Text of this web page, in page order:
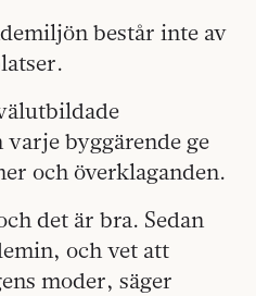
består inte av
byggärende ge
och överklaganden.
det är bra. Sedan
och vet att
moder, säger